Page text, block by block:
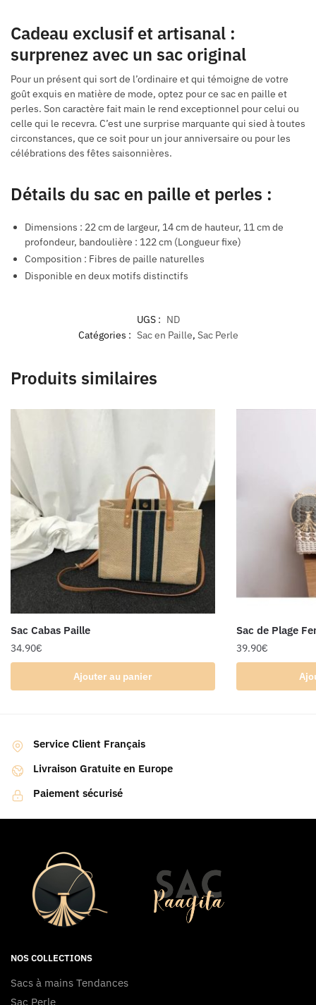
Cadeau exclusif et artisanal :
surprenez avec un sac original
Pour un présent qui sort de l’ordinaire et qui témoigne de votre
goût exquis en matière de mode, optez pour ce sac en paille et
perles. Son caractère fait main le rend exceptionnel pour celui ou
celle qui le recevra. C’est une surprise marquante qui sied à toutes
circonstances, que ce soit pour un jour anniversaire ou pour les
célébrations des fêtes saisonnières.
Détails du sac en paille et perles :
Dimensions : 22 cm de largeur, 14 cm de hauteur, 11 cm de
profondeur, bandoulière : 122 cm (Longueur fixe)
Composition : Fibres de paille naturelles
Disponible en deux motifs distinctifs
UGS : ND
Catégories : Sac en Paille, Sac Perle
Produits similaires
Sac Cabas Paille
34.90€
Ajouter au panier
Sac de Plage
39.90€
Service Client Français
Livraison Gratuite en Europe
Paiement sécurisé
NOS COLLECTIONS
Sacs à mains Tendances
Sac Perle